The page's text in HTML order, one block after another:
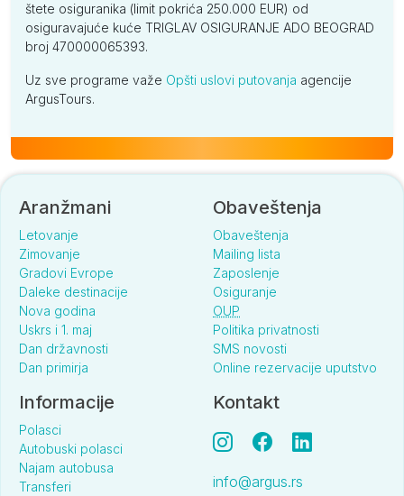
štete osiguranika (limit pokrića 250.000 EUR) od
osiguravajuće kuće TRIGLAV OSIGURANJE ADO BEOGRAD
broj 470000065393.
Uz sve programe važe Opšti uslovi putovanja agencije
ArgusTours.
Aranžmani
Letovanje
Zimovanje
Gradovi Evrope
Daleke destinacije
Nova godina
Uskrs i 1. maj
Dan državnosti
Dan primirja
Obaveštenja
Obaveštenja
Mailing lista
Zaposlenje
Osiguranje
OUP
Politika privatnosti
SMS novosti
Online rezervacije uputstvo
Informacije
Polasci
Autobuski polasci
Najam autobusa
Transferi
Kontakt
info@argus.rs